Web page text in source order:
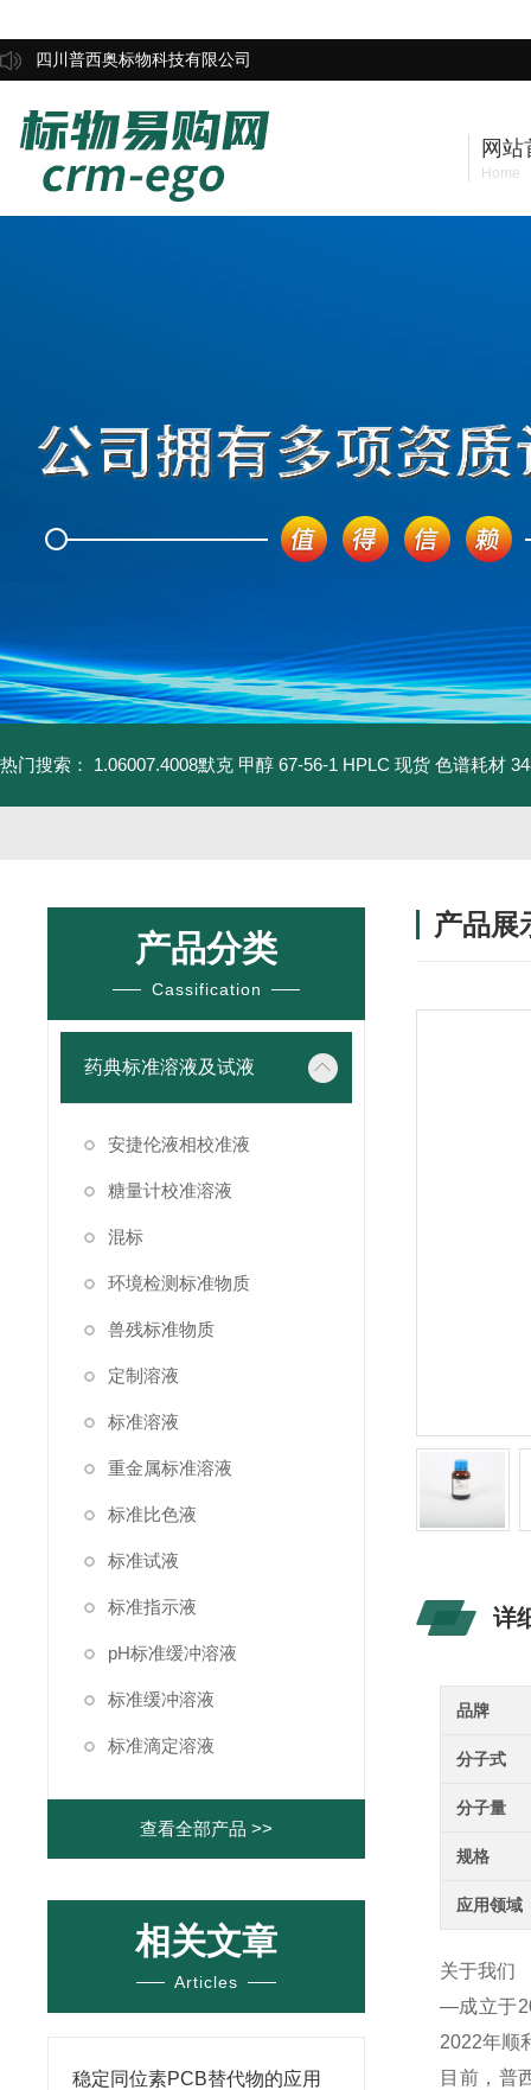
四川普西奥标物科技有限公司
网站
Home
热门搜索： 1.06007.4008默克 甲醇 67-56-1 HPLC 现货 色谱耗材
产品分类
Cassification
药典标准溶液及试液
安捷伦液相校准液
糖量计校准溶液
混标
环境检测标准物质
兽残标准物质
定制溶液
标准溶液
重金属标准溶液
标准比色液
标准试液
标准指示液
pH标准缓冲溶液
标准缓冲溶液
标准滴定溶液
查看全部产品 >>
相关文章
Articles
稳定同位素PCB替代物的应用
产品展
详
品牌
分子式
分子量
规格
应用领域
关于我们
—成立于
2022年顺
目前，普